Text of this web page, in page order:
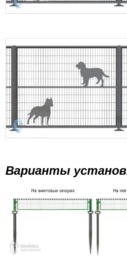
Варианты